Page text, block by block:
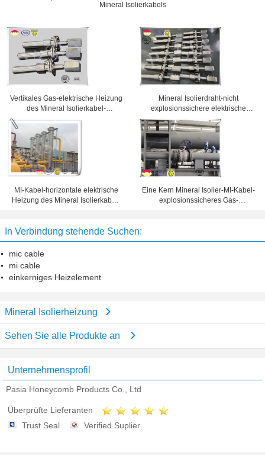
Mineral Isolierkabels
Vertikales Gas-elektrische Heizung
des Mineral Isolierkabel-
Mineral Isolierdraht-nicht
explosionssichere elektrische
Heizung für regelmäßige
Prozessheizung
MI-Kabel-horizontale elektrische
Heizung des Mineral Isolierkabel-
Eine Kern Mineral Isolier-MI-Kabel-
explosionssicheres Gas-
In Verbindung stehende Suchen:
mic cable
mi cable
einkerniges Heizelement
Mineral Isolierheizung
Sehen Sie alle Produkte an
Unternehmensprofil
Pasia Honeycomb Products Co., Ltd
Überprüfte Lieferanten
Trust Seal
Verified Suplier